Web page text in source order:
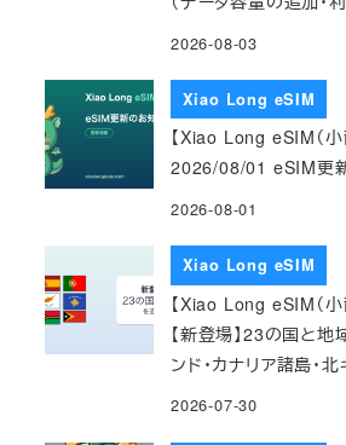
2026-08-03
Xiao Long eSIM
【Xiao Long eSIM（小
2026/08/01 eSIM更
2026-08-01
Xiao Long eSIM
【Xiao Long eSIM（小
【新登場】23の国と地
ンド・カナリア諸島・
2026-07-30